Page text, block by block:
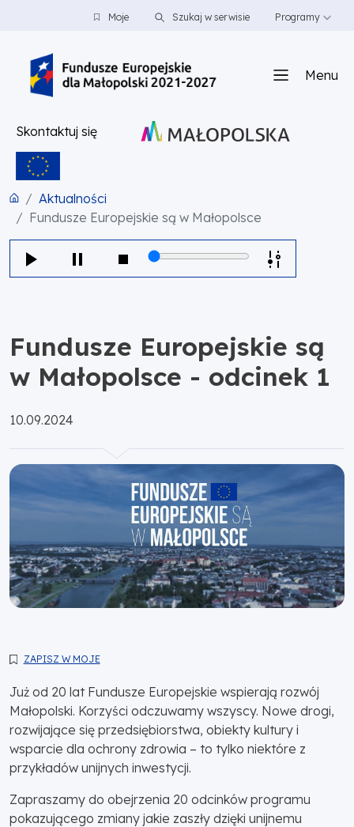
PRZEJDŹ DO TREŚCI
PRZEJDŹ DO MENUMoje Szukaj w serwisie Programy
Menu
Skontaktuj się
Aktualności
Fundusze Europejskie są w Małopolsce
Fundusze Europejskie są
w Małopolsce - odcinek 1
Opublikowano:
10.09.2024
ZAPISZ W MOJE
Już od 20 lat Fundusze Europejskie wspierają rozwój
Małopolski. Korzyści odczuwamy wszyscy. Nowe drogi,
rozwijające się przedsiębiorstwa, obiekty kultury i
wsparcie dla ochrony zdrowia – to tylko niektóre z
przykładów unijnych inwestycji.
Zapraszamy do obejrzenia 20 odcinków programu
pokazującego zmiany jakie zaszły dzięki unijnemu